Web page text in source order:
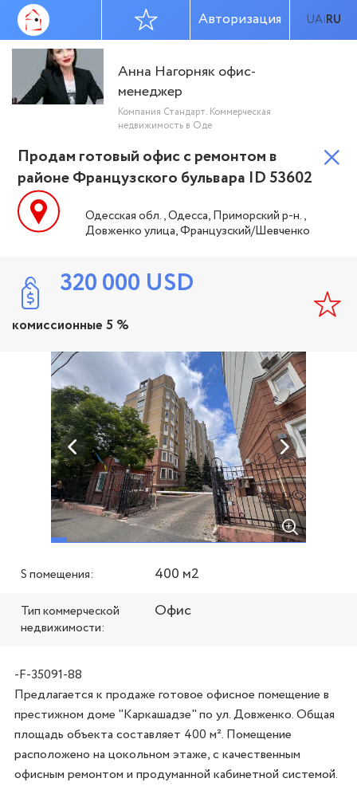
UA|RU
Авторизация
Анна Нагорняк офис-
менеджер
Компания Стандарт. Коммерческая
недвижимость в Оде
Продам готовый офис с ремонтом в
районе Французского бульвара ID 53602
Одесская обл., Одесса, Приморский р-н.,
Довженко улица, Французский/Шевченко
320 000 USD
комиссионные 5 %
S помещения: 400 м2
Тип коммерческой
недвижимости:
Офис
-F-35091-88
Предлагается к продаже готовое офисное помещение в
престижном доме "Каркашадзе" по ул. Довженко. Общая
площадь объекта составляет 400 м². Помещение
расположено на цокольном этаже, с качественным
офисным ремонтом и продуманной кабинетной системой.